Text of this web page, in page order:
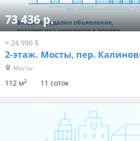
73 436 р.
≈ 24 990 $
2-этаж. Мосты, пер.
Мосты
112 м2 11 соток